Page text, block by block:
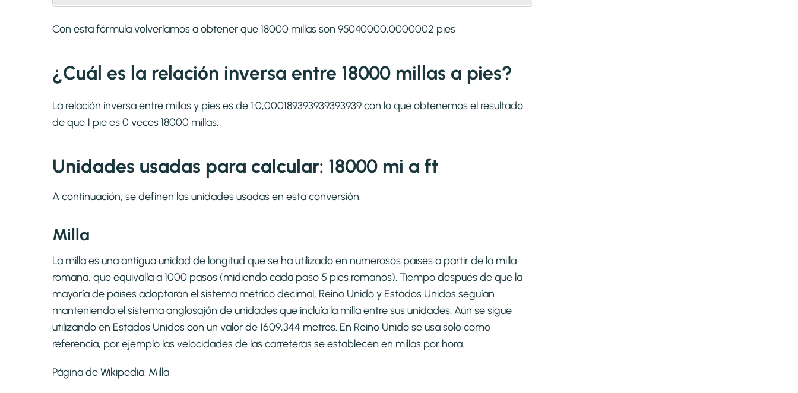
Con esta fórmula volveríamos a obtener que 18000 millas son 95040000,0000002 pies
¿Cuál es la relación inversa entre 18000 millas a pies?
La relación inversa entre millas y pies es de 1:0,000189393939393939 con lo que obtenemos el resultado
de que 1 pie es 0 veces 18000 millas.
Unidades usadas para calcular: 18000 mi a ft
A continuación, se definen las unidades usadas en esta conversión.
Milla
La milla es una antigua unidad de longitud que se ha utilizado en numerosos países a partir de la milla
romana, que equivalía a 1000 pasos (midiendo cada paso 5 pies romanos). Tiempo después de que la
mayoría de países adoptaran el sistema métrico decimal, Reino Unido y Estados Unidos seguían
manteniendo el sistema anglosajón de unidades que incluía la milla entre sus unidades. Aún se sigue
utilizando en Estados Unidos con un valor de 1609,344 metros. En Reino Unido se usa solo como
referencia, por ejemplo las velocidades de las carreteras se establecen en millas por hora.
Página de Wikipedia: Milla